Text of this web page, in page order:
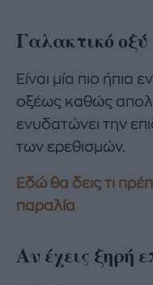
Γαλακτικό οξύ
Είναι μία πιο ήπια
οξέως καθώς
ενυδατώνει την
των ερεθισμών.
Εδώ θα δεις τι
παραλία
Αν έχεις ξηρή